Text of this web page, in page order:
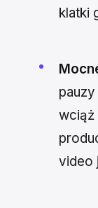
klatki
wciąż
video